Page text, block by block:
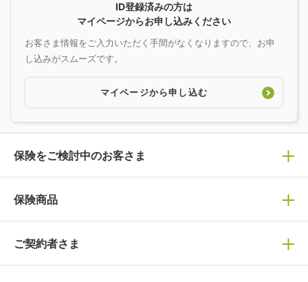
ID登録済みの方は
マイページからお申し込みください
お客さま情報をご入力いただく手間がなくなりますので、お申
し込みがスムーズです。
マイページから申し込む
保険をご検討中のお客さま
保険の選び方
保険選びで迷っている方はチェック！
保険商品
保険商品一覧
ご契約者さま